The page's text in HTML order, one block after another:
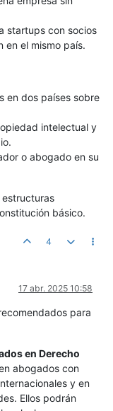
startups con socios
en el mismo país.
en dos países sobre
intelectual y
o abogado en su
básico.
4
17 abr. 2025 10:58
para
en Derecho
abogados con
y en
Ellos podrán